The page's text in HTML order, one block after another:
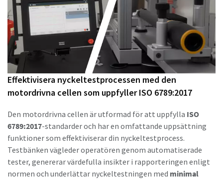
Effektivisera nyckeltestprocessen med den
motordrivna cellen som uppfyller ISO 6789:2017
Den motordrivna cellen är utformad för att uppfylla ISO
6789:2017-standarder och har en omfattande uppsättning
funktioner som effektiviserar din nyckeltestprocess.
Testbänken vägleder operatören genom automatiserade
tester, genererar värdefulla insikter i rapporteringen enligt
normen och underlättar nyckeltestningen med minimal